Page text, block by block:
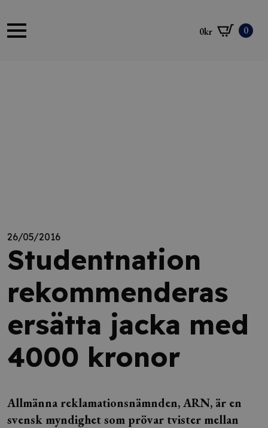
0kr 0
26/05/2016
Studentnation
rekommenderas
ersätta jacka med
4000 kronor
Allmänna reklamationsnämnden, ARN, är en
svensk myndighet som prövar tvister mellan